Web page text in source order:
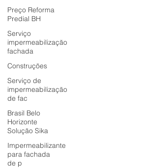
Preço Reforma
Predial BH
Serviço
impermeabilização
fachada
Construções
Serviço de
impermeabilização
de fac
Brasil Belo
Horizonte
Solução Sika
Impermeabilizante
para fachada
de p